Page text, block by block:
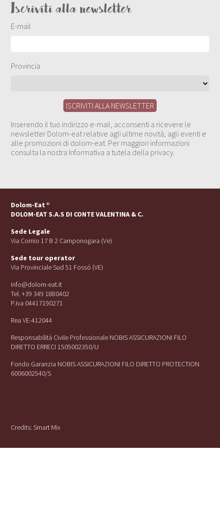
Iscriviti alla newsletter
E-mail
Provincia
Inserendo il tuo indirizzo e-mail, acconsenti a ricevere le
newsletter Dolom-eat relative agli ultime novità, agli eventi e
alle promozioni di dolom-eat. Per maggiori informazioni
consulta la nostra Informativa a tutela della privacy.
Dolom-Eat ®
DOLOM-EAT S.A.S DI CONTE VALENTINA & C.
Sede Legale
Via Cornio 17 B 2 Camponogara (Ve)
Sede tour operator
Via Provinciale Sud 51 Fossó (VE)
info@dolom-eat.it
Tel. +39 349 1880402
P.iva 04417190271
Rea VE-412044
Responsabilità Civile Professionale NOBIS ASSICURAZIONI FILO
DIRETTO ERRECI 1505002350/U
Fondo Garanzia NOBIS ASSICURAZIONI FILO DIRETTO PROTECTION
6006002540/S
Credits:Smart Mix